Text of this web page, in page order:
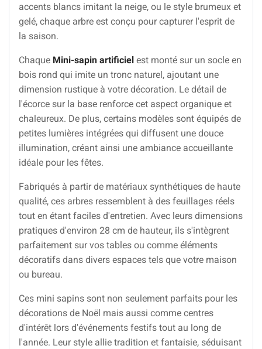
accents blancs imitant la neige, ou le style brumeux et
gelé, chaque arbre est conçu pour capturer l'esprit de
la saison.
Chaque Mini-sapin artificiel est monté sur un socle en
bois rond qui imite un tronc naturel, ajoutant une
dimension rustique à votre décoration. Le détail de
l'écorce sur la base renforce cet aspect organique et
chaleureux. De plus, certains modèles sont équipés de
petites lumières intégrées qui diffusent une douce
illumination, créant ainsi une ambiance accueillante
idéale pour les fêtes.
Fabriqués à partir de matériaux synthétiques de haute
qualité, ces arbres ressemblent à des feuillages réels
tout en étant faciles d'entretien. Avec leurs dimensions
pratiques d'environ 28 cm de hauteur, ils s'intègrent
parfaitement sur vos tables ou comme éléments
décoratifs dans divers espaces tels que votre maison
ou bureau.
Ces mini sapins sont non seulement parfaits pour les
décorations de Noël mais aussi comme centres
d'intérêt lors d'événements festifs tout au long de
l'année. Leur style allie tradition et fantaisie, séduisant